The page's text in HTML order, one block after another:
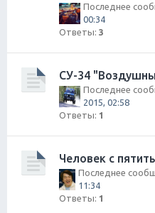
Последнее
00:34
Ответы: 3
СУ-34
Последнее
2015, 02:58
Ответы: 1
Человек с
Последнее
11:34
Ответы: 1